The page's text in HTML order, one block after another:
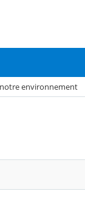
notre environnement